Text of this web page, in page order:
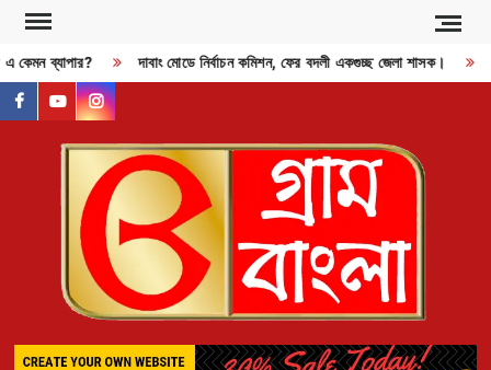
Skip
content
কেমন ব্যাপার? দাবাং মোডে নির্বাচন কমিশন, ফের বদলী একগুচ্ছ জেলা শাসক।
facebook
youtubeinstagram